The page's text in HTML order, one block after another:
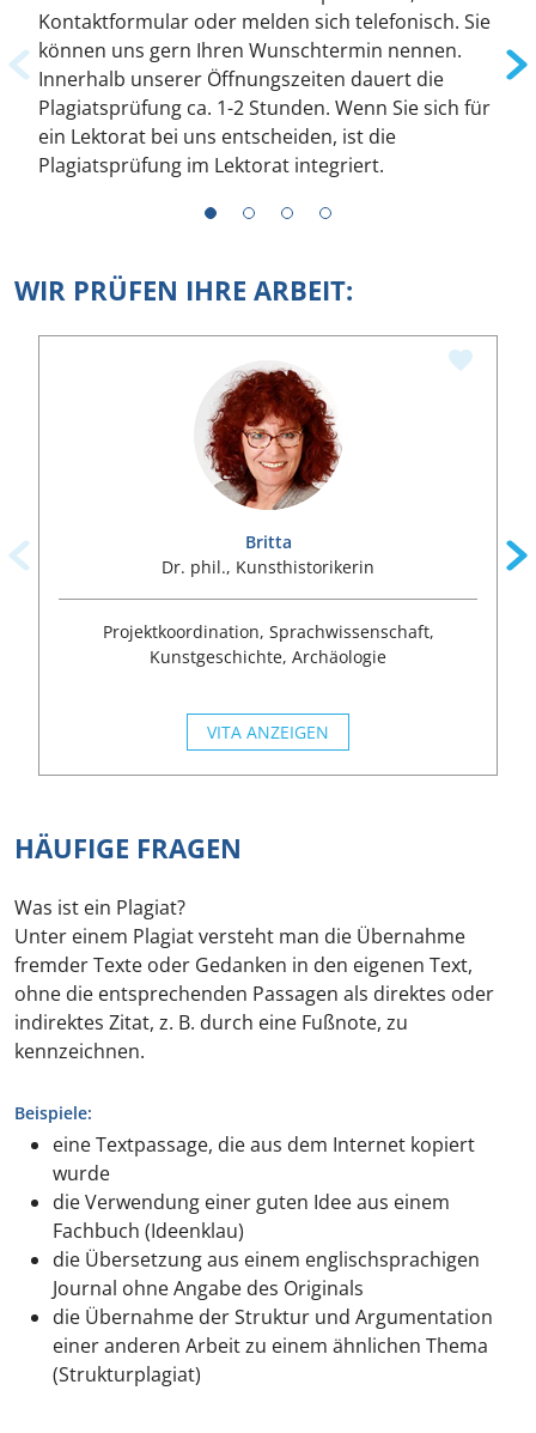
Kontaktformular oder melden sich telefonisch. Sie
können uns gern Ihren Wunschtermin nennen.
Innerhalb unserer Öffnungszeiten dauert die
Plagiatsprüfung ca. 1-2 Stunden. Wenn Sie sich für
ein Lektorat bei uns entscheiden, ist die
Plagiatsprüfung im Lektorat integriert.
1
2 3 4
WIR PRÜFEN IHRE ARBEIT:
Britta
Dr. phil., Kunsthistorikerin
Projektkoordination, Sprachwissenschaft,
Kunstgeschichte, Archäologie
VITA ANZEIGEN
HÄUFIGE FRAGEN
Was ist ein Plagiat?
Unter einem Plagiat versteht man die Übernahme
fremder Texte oder Gedanken in den eigenen Text,
ohne die entsprechenden Passagen als direktes oder
indirektes Zitat, z. B. durch eine Fußnote, zu
kennzeichnen.
Beispiele:
eine Textpassage, die aus dem Internet kopiert
wurde
die Verwendung einer guten Idee aus einem
Fachbuch (Ideenklau)
die Übersetzung aus einem englischsprachigen
Journal ohne Angabe des Originals
die Übernahme der Struktur und Argumentation
einer anderen Arbeit zu einem ähnlichen Thema
(Strukturplagiat)